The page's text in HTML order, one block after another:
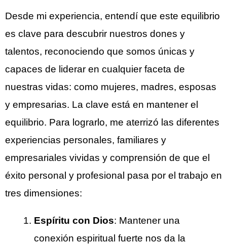
Desde mi experiencia, entendí que este equilibrio
es clave para descubrir nuestros dones y
talentos, reconociendo que somos únicas y
capaces de liderar en cualquier faceta de
nuestras vidas: como mujeres, madres, esposas
y empresarias. La clave está en mantener el
equilibrio. Para lograrlo, me aterrizó las diferentes
experiencias personales, familiares y
empresariales vividas y comprensión de que el
éxito personal y profesional pasa por el trabajo en
tres dimensiones:
Espíritu con Dios: Mantener una
conexión espiritual fuerte nos da la